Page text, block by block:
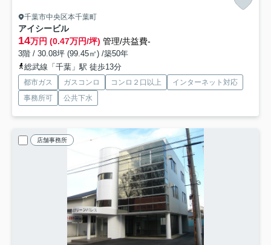
千葉市中央区本千葉町
アイシービル
14万円 (0.47万円/坪) 管理/共益費-
3階 / 30.08坪 (99.45㎡) /築50年
総武線「千葉」駅 徒歩13分
都市ガス ガスコンロ コンロ２口以上
インターネット対応
事務所可
公共下水
店舗事務所